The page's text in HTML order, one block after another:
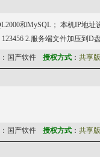
和MySQL； 本机IP地址
2.服务端文件加压到D
：国产软件 授权方式： 共享版
：国产软件 授权方式： 共享版